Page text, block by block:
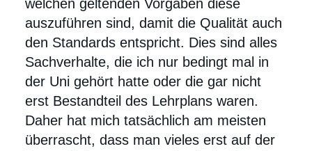
welchen geltenden Vorgaben diese
auszuführen sind, damit die Qualität auch
den Standards entspricht. Dies sind alles
Sachverhalte, die ich nur bedingt mal in
der Uni gehört hatte oder die gar nicht
erst Bestandteil des Lehrplans waren.
Daher hat mich tatsächlich am meisten
überrascht, dass man vieles erst auf der